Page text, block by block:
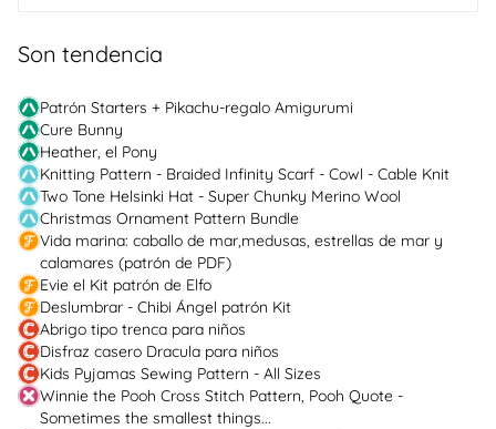
Son tendencia
Patrón Starters + Pikachu-regalo Amigurumi
Cure Bunny
Heather, el Pony
Knitting Pattern - Braided Infinity Scarf - Cowl - Cable Knit
Two Tone Helsinki Hat - Super Chunky Merino Wool
Christmas Ornament Pattern Bundle
Vida marina: caballo de mar,medusas, estrellas de mar y
calamares (patrón de PDF)
Evie el Kit patrón de Elfo
Deslumbrar - Chibi Ángel patrón Kit
Abrigo tipo trenca para niños
Disfraz casero Dracula para niños
Kids Pyjamas Sewing Pattern - All Sizes
Winnie the Pooh Cross Stitch Pattern, Pooh Quote -
Sometimes the smallest things...